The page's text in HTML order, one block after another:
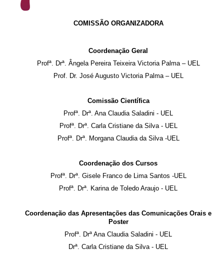
COMISSÃO ORGANIZADORA
Coordenação Geral
Profª. Drª. Ângela Pereira Teixeira Victoria Palma – UEL
Prof. Dr. José Augusto Victoria Palma – UEL
Comissão Científica
Profª. Drª. Ana Claudia Saladini - UEL
Profª. Drª. Carla Cristiane da Silva - UEL
Profª. Drª. Morgana Claudia da Silva -UEL
Coordenação dos Cursos
Profª. Drª. Gisele Franco de Lima Santos -UEL
Profª. Drª. Karina de Toledo Araujo - UEL
Coordenação das Apresentações das Comunicações Orais e
Poster
Profª. Drª Ana Claudia Saladini - UEL
Drª. Carla Cristiane da Silva - UEL